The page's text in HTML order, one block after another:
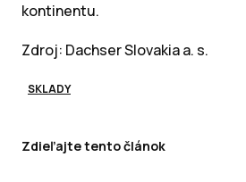
kontinentu.
Zdroj: Dachser Slovakia a. s.
SKLADY
Zdieľajte tento článok